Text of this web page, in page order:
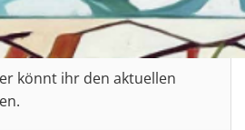
könnt ihr den aktuellen